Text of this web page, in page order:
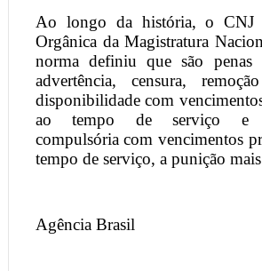
Ao longo da história, o CNJ
Orgânica da Magistratura
norma definiu que são penas
advertência, censura,
disponibilidade com
ao tempo de serviço e
compulsória com vencimentos
tempo de serviço, a punição
Agência Brasil